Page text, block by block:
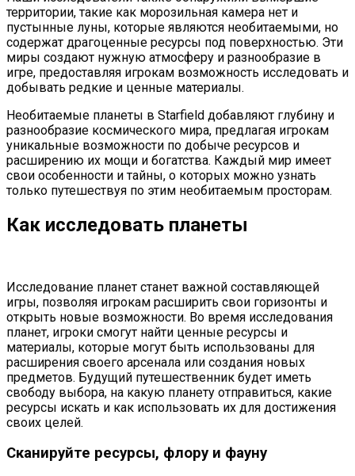
территории, такие как морозильная камера нет и
пустынные луны, которые являются необитаемыми, но
содержат драгоценные ресурсы под поверхностью. Эти
миры создают нужную атмосферу и разнообразие в
игре, предоставляя игрокам возможность исследовать и
добывать редкие и ценные материалы.
Необитаемые планеты в Starfield добавляют глубину и
разнообразие космического мира, предлагая игрокам
уникальные возможности по добыче ресурсов и
расширению их мощи и богатства. Каждый мир имеет
свои особенности и тайны, о которых можно узнать
только путешествуя по этим необитаемым просторам.
Как исследовать планеты
Исследование планет станет важной составляющей
игры, позволяя игрокам расширить свои горизонты и
открыть новые возможности. Во время исследования
планет, игроки смогут найти ценные ресурсы и
материалы, которые могут быть использованы для
расширения своего арсенала или создания новых
предметов. Будущий путешественник будет иметь
свободу выбора, на какую планету отправиться, какие
ресурсы искать и как использовать их для достижения
своих целей.
Сканируйте ресурсы, флору и фауну